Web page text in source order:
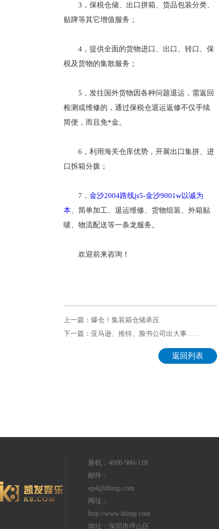
3，保税仓储、出口拼箱、货品包装分类、
贴牌等其它增值服务；
4，提供全面的货物进口、出口、转口、保
税及货物的集散服务；
5，发往国外货物因各种问题退运，需返回
检测或维修的，通过保税仓退运返修不仅手续
简便，而且免*金。
6，利用海关仓库优势，开展出口集拼、进
口拆箱分拨；
7， 金沙2004路线js5-金沙9001w以诚为
本、简单加工、退运维修、货物组装、外箱贴
唛、物流配送等一条龙服务。
欢迎前来咨询！
上一篇：爆仓！集装箱仓储承压
下一篇：亚马逊、推特、脸书公司出大事......
返回列表
座机：4000-900-118
邮件：
op4@dtimp.com
网址：
http://www.dtimp.com
地址：深圳市坪山区